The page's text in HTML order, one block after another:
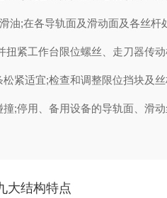
;在各导轨面及滑动面及各丝杆
工作台限位螺丝、走刀器传动
适宜;检查和调整限位挡块及丝
停用、备用设备的导轨面、滑
大结构特点